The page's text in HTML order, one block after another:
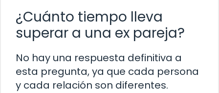
¿Cuánto tiempo lleva
superar a una ex pareja?
No hay una respuesta definitiva a
esta pregunta, ya que cada persona
y cada relación son diferentes.